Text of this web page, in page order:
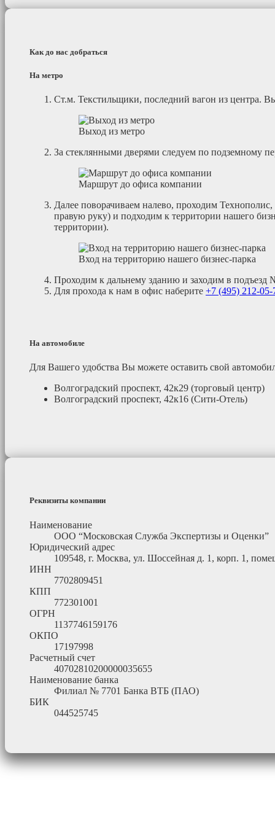
Как до нас добраться
На метро
Cт.м. Текстильщики, последний вагон из центра.
Выход из метро
За стеклянными дверями следуем по подземному
Маршрут до офиса компании
Далее поворачиваем налево, проходим
правую руку) и подходим к территории нашего
территории).
Вход на территорию нашего бизнес-парка
Проходим к дальнему зданию и заходим в подъезд
Для прохода к нам в офис наберите +7 (495) 212-05-
На автомобиле
Для Вашего удобства Вы можете оставить свой
Волгоградский проспект, 42к29 (торговый центр)
Волгоградский проспект, 42к16 (Сити-Отель)
Реквизиты компании
Наименование
ООО “Московская Служба Экспертизы и Оценки”
Юридический адрес
109548, г. Москва, ул. Шоссейная д. 1, корп. 1,
ИНН
7702809451
КПП
772301001
ОГРН
1137746159176
ОКПО
17197998
Расчетный счет
40702810200000035655
Наименование банка
Филиал № 7701 Банка ВТБ (ПАО)
БИК
044525745